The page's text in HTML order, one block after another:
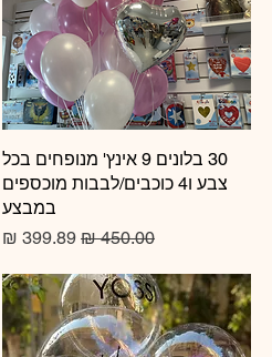
תצוגה מהירה
30 בלונים 9 אינץ' מנופחים בכל
צבע ו4 כוכבים/לבבות מוכספים
במבצע
מחיר רגיל מחיר מבצע